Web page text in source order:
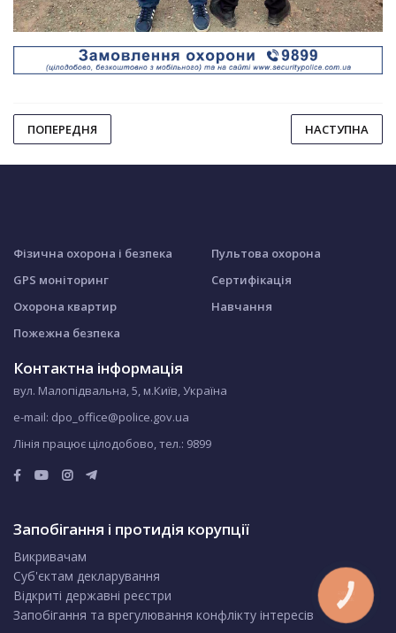
ПОПЕРЕДНЯ НАСТУПНА
Фізична охорона і безпека
GPS моніторинг
Охорона квартир
Пожежна безпека
Пультова охорона
Сертифікація
Навчання
Контактна інформація
вул. Малопідвальна, 5, м.Київ, Україна
e-mail: dpo_office@police.gov.ua
Лінія працює цілодобово, тел.: 9899
Запобігання і протидія корупції
Викривачам
Суб'єктам декларування
Відкриті державні реєстри
Запобігання та врегулювання конфлікту інтересів
КНОПКА
ЗВ'ЯЗКУ